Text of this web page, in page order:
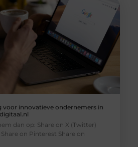
voor innovatieve ondernemers in
dan op: Share on X (Twitter)
on Pinterest Share on